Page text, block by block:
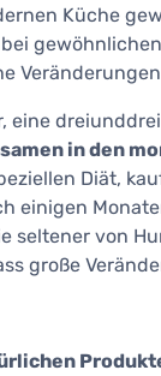
Küche
eine
in den
Diät,
einigen
seltener von
große